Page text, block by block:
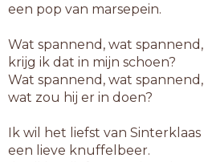
een pop van marsepein.
Wat spannend, wat spannend,
krijg ik dat in mijn schoen?
Wat spannend, wat spannend,
wat zou hij er in doen?
Ik wil het liefst van Sinterklaas
een lieve knuffelbeer.